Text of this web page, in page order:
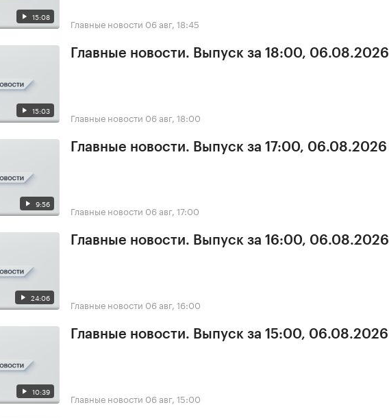
15:08 Главные новости 06 авг, 18:45
15:03
Главные новости. Выпуск за 18:00, 06.08.2026
Главные новости 06 авг, 18:00
9:56
Главные новости. Выпуск за 17:00, 06.08.2026
Главные новости 06 авг, 17:00
24:06
Главные новости. Выпуск за 16:00, 06.08.2026
Главные новости 06 авг, 16:00
10:39
Главные новости. Выпуск за 15:00, 06.08.2026
Главные новости 06 авг, 15:00